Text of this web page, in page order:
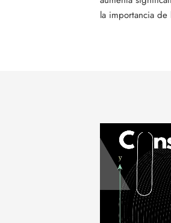
la importancia